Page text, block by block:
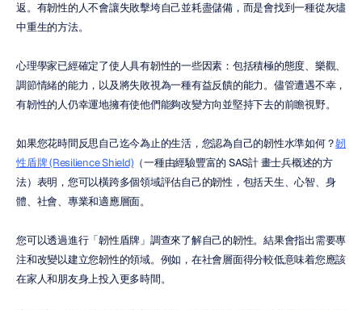
返。有韌性的人不會讓失敗擊垮自己並耗盡儲備，而是會找到一種從灰燼
中重生的方法。
心理學家已經確定了使人具有韌性的一些因素：包括積極的態度、樂觀、
調節情緒的能力，以及將失敗視為一種有益反饋的能力。儘管遭遇不幸，
有韌性的人仍幸運地擁有使他們能夠改變方向並堅持下去的前瞻視野。
如果您花時間反思自己迄今為止的生活，您認為自己的韌性水準如何？韌
性盾牌 (Resilience Shield) （一種由經驗豐富的 SAS計 畫士兵概述的方
法）表明，您可以橫跨多個領域評估自己的韌性，包括天生、心智、身
體、社會、專業和適應層面。
您可以透過進行「韌性盾牌」調查來了解自己的韌性。結果會指出需要專
注和改變以建立您韌性的領域。例如，在社會層面得分較低意味着您應該
在家人和朋友身上投入更多時間。